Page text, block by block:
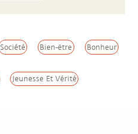
Société Bien-être Bonheur
Jeunesse Et Vérité